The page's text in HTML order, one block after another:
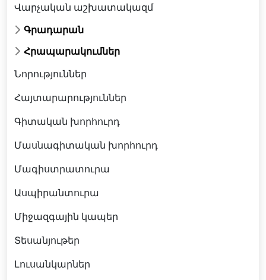
Վարչական աշխատակազմ
Գրադարան
Հրապարակումներ
Նորություններ
Հայտարարություններ
Գիտական խորհուրդ
Մասնագիտական խորհուրդ
Մագիստրատուրա
Ասպիրանտուրա
Միջազգային կապեր
Տեսանյութեր
Լուսանկարներ